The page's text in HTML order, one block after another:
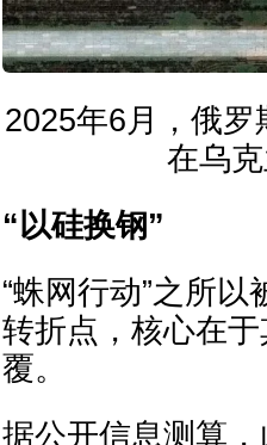
2025年6月，俄
在乌
“以硅换钢”
“蛛网行动”之所
转折点，核心在
覆。
据公开信息测算